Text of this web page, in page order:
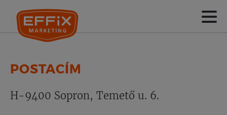
POSTACÍM
H-9400 Sopron, Temető u. 6.